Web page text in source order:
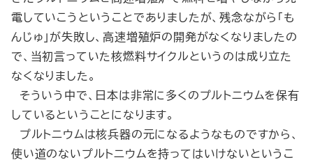
電していこうということでありましたが、残念ながら「も
んじゅ」が失敗し、高速増殖炉の開発がなくなりましたの
で、当初言っていた核燃料サイクルというのは成り立た
なくなりました。
そういう中で、日本は非常に多くのプルトニウムを保有
しているということになります。
プルトニウムは核兵器の元になるようなものですから、
使い道のないプルトニウムを持ってはいけないというこ